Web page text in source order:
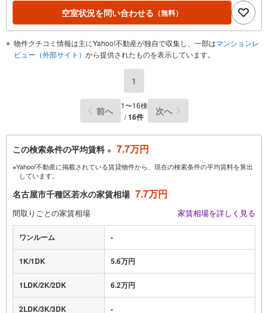
空室状況を問い合わせる （無料）
物件クチコミ情報は主にYahoo!不動産が独自で収集し、一部はマンションレ
ビュー（外部サイト） から提供されたものを表示しています。
1
前へ
1〜16棟
/16件 次へ
この検索条件の平均賃料 ※ 7.7万円
※Yahoo!不動産に掲載されている賃貸物件から、現在の検索条件の平均賃料を算出
しています。
名古屋市千種区若水の家賃相場 7.7万円
間取りごとの家賃相場 家賃相場を詳しく見る
ワンルーム -
1K/1DK 5.6万円
1LDK/2K/2DK 6.2万円
2LDK/3K/3DK -